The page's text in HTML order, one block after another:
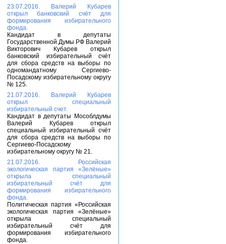
23.07.2016. Валерий Кубарев
открыл банковский счёт для
формирования избирательного
фонда.
Кандидат в депутаты
Государственной Думы РФ Валерий
Викторович Кубарев открыл
банковский избирательный счёт
для сбора средств на выборы по
одномандатному Сергиево-
Посадскому избирательному округу
№ 125.
21.07.2016. Валерий Кубарев
открыл специальный
избирательный счет.
Кандидат в депутаты Мособлдумы
Валерий Кубарев открыл
специальный избирательный счёт
для сбора средств на выборы по
Сергиево-Посадскому
избирательному округу № 21.
21.07.2016. Российская
экологическая партия «Зелёные»
открыла специальный
избирательный счёт для
формирования избирательного
фонда.
Политическая партия «Российская
экологическая партия «Зелёные»
открыла специальный
избирательный счёт для
формирования избирательного
фонда.